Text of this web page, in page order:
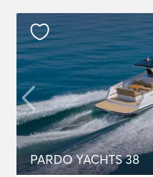
PARDO YACHTS 38